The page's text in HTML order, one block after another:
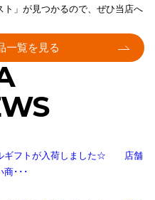
」が見つかるので、ぜひ当店へ
一覧を見る
ギフトが入荷しました☆ 店舗
商･･･